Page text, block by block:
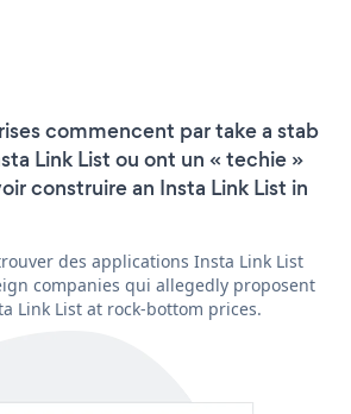
commencent par take a stab
Link List ou ont un « techie »
construire an Insta Link List in
des applications Insta Link List
companies qui allegedly proposent
Link List at rock-bottom prices.